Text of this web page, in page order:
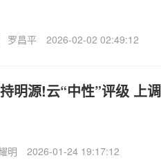
罗昌平 2026-02-02 02:49:12
明源!云“中性”评级 上
明 2026-01-24 19:17:12